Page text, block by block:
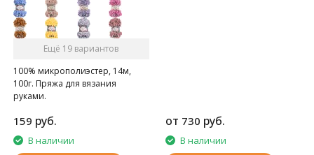
Ещё 19 вариантов
100% микрополиэстер, 14м,
100г. Пряжа для вязания
руками.
159 руб.
В наличии
от 730 руб.
В наличии